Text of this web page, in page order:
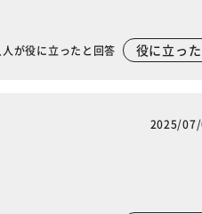
人が役に立ったと回答 役に立った
2025/